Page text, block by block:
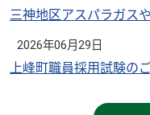
三神地区アスパラガス
2026年06月29日
上峰町職員採用試験の